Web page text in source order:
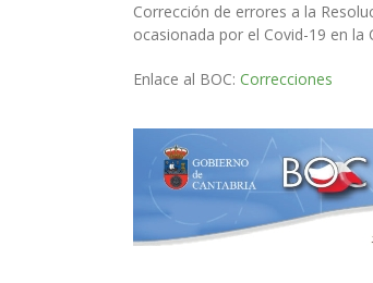
Corrección de errores a la
ocasionada por el Covid-19 en
Enlace al BOC: Correcciones